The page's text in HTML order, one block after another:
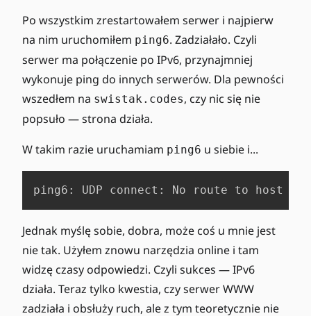
Po wszystkim zrestartowałem serwer i najpierw
na nim uruchomiłem ping6. Zadziałało. Czyli
serwer ma połączenie po IPv6, przynajmniej
wykonuje ping do innych serwerów. Dla pewności
wszedłem na swistak.codes, czy nic się nie
popsuło — strona działa.
W takim razie uruchamiam ping6 u siebie i...
ping6: UDP connect: No route to host
Jednak myślę sobie, dobra, może coś u mnie jest
nie tak. Użyłem znowu narzędzia online i tam
widzę czasy odpowiedzi. Czyli sukces — IPv6
działa. Teraz tylko kwestia, czy serwer WWW
zadziała i obsłuży ruch, ale z tym teoretycznie nie